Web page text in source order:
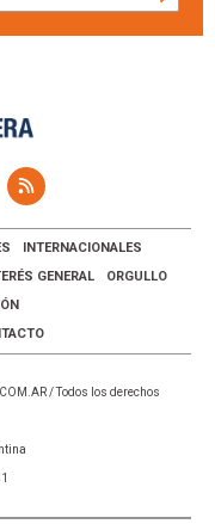
INTERNACIONALES
GENERAL
ORGULLO
/ Todos los derechos